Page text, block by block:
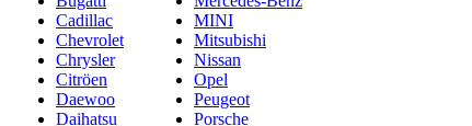
Cadillac
Chevrolet
Chrysler
Citröen
Daewoo
Daihatsu
MINI
Mitsubishi
Nissan
Opel
Peugeot
Porsche